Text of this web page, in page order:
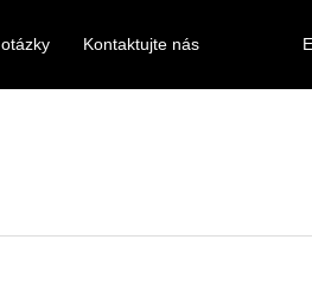
Kontaktujte nás